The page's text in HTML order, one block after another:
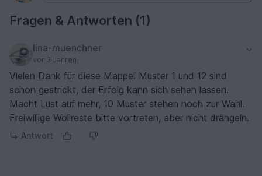
Fragen & Antworten (1)
lina-muenchner
vor 3 Jahren
Vielen Dank für diese Mappe! Muster 1 und 12 sind
schon gestrickt, der Erfolg kann sich sehen lassen.
Macht Lust auf mehr, 10 Muster stehen noch zur Wahl.
Freiwillige Wollreste bitte vortreten, aber nicht drängeln.
Antwort